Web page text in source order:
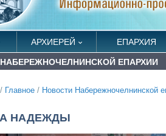
АРХИЕРЕЙ ЕПАРХИЯ
ЕПАРХИИ
/ Главное / Новости Набережночелнинской
НАДЕЖДЫ